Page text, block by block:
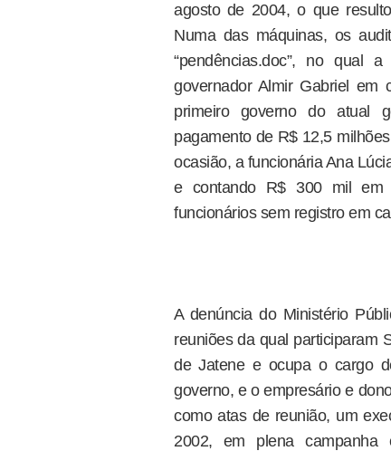
agosto de 2004, o que
Numa das máquinas, os
“pendências.doc”, no qual
governador Almir Gabriel
primeiro governo do atual
pagamento de R$ 12,5
ocasião, a funcionária Ana
e contando R$ 300 mil em
funcionários sem registro em
A denúncia do Ministério
reuniões da qual participaram
de Jatene e ocupa o cargo
governo, e o empresário e
como atas de reunião, um
2002, em plena campanha